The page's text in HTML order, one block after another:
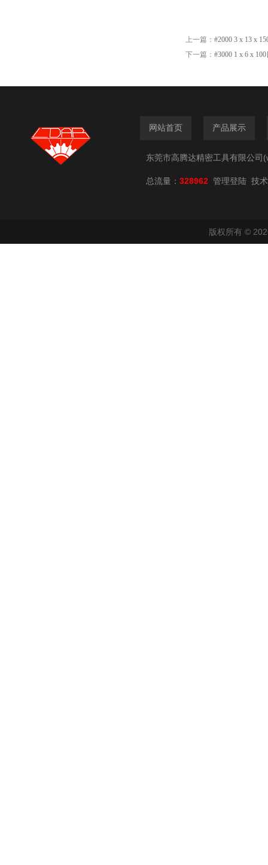
上一篇： #2000 3 x 13 x
下一篇： #3000 1 x 6 x
网站首页 产品展示
东莞市高腾达精密工具有限公司
总流量： 328962 管理登陆 技
版权所有 ©